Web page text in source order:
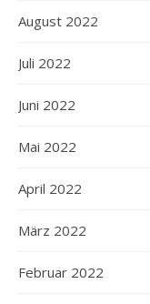
August 2022
Juli 2022
Juni 2022
Mai 2022
April 2022
März 2022
Februar 2022